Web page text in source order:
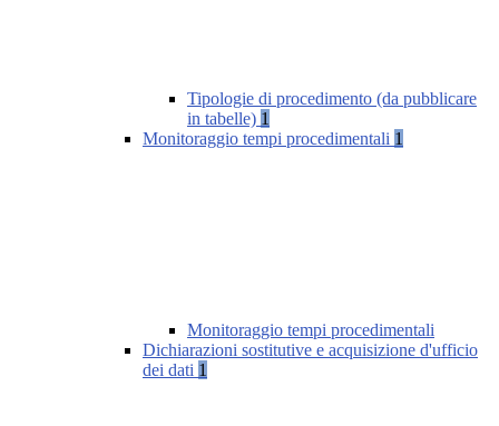
Tipologie di procedimento (da pubblicare
in tabelle) 1
Monitoraggio tempi procedimentali 1
Monitoraggio tempi procedimentali
Dichiarazioni sostitutive e acquisizione d'ufficio
dei dati 1